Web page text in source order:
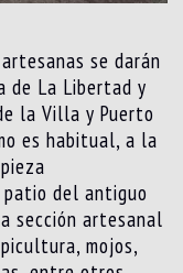
se darán
de La Libertad y
la Villa y Puerto
es habitual, a la
patio del antiguo
sección artesanal
mojos,